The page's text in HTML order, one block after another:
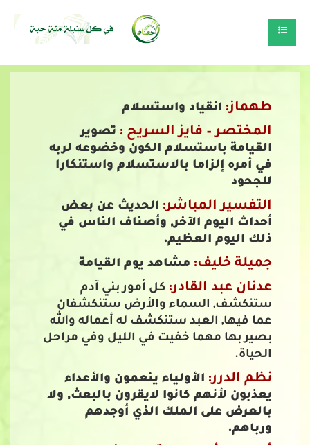
طهماز: انقياد واستسلام
المختصر – فايز السريح : تصوير
القيامة باستسلام الكون وخضوعه لربه
في أمره إلزاما بالاستسلام واستنكارا
للجحود
التفسير المباشر: الحديث عن بعض
أحداث اليوم الآخر, وأصناف الناس في
ذلك اليوم العظيم.
جميلة خليف: مشاهد يوم القيامة
عدنان عبد القادر: كل أمور بني آدم
ستنكشف, السماء والأرض ستنكشفان
عما فيها, العبد ستنكشف له أعماله والله
بصير بها مهما خفيت في الليل وفي مراحل
الحياة.
نظم الدرر: الأولياء ينعمون والأعداء
يعذبون لأنهم كانوا لايقرون بالبعث, ولا
بالعرض على الملك الذي أوجدهم
ورباهم.